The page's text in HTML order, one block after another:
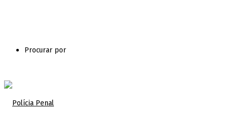
Procurar por